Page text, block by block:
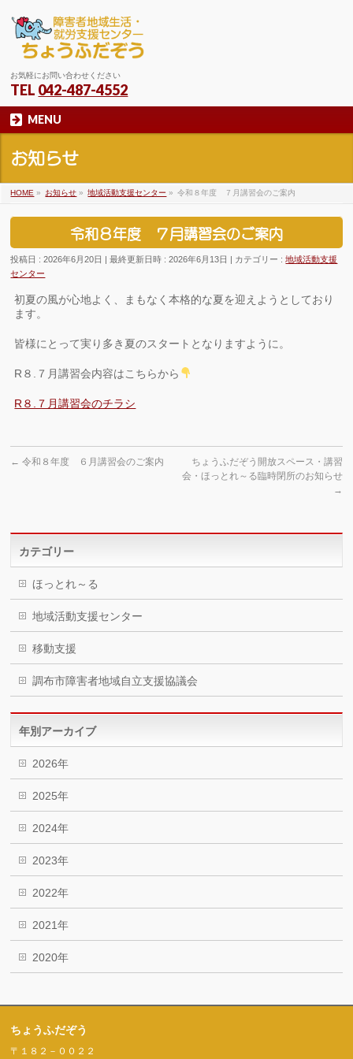
お気軽にお問い合わせください
TEL 042-487-4552
MENU
お知らせ
HOME » お知らせ » 地域活動支援センター » 令和８年度 ７月講習会のご案内
令和８年度 ７月講習会のご案内
投稿日 : 2026年6月20日 最終更新日時 : 2026年6月13日 カテゴリー :地域活動支援
センター
初夏の風が心地よく、まもなく本格的な夏を迎えようとしており
ます。
皆様にとって実り多き夏のスタートとなりますように。
R８.７月講習会内容はこちらから
R８.７月講習会のチラシ
← 令和８年度 ６月講習会のご案内
ちょうふだぞう開放スペース・講習
会・ほっとれ～る臨時閉所のお知らせ
→
カテゴリー
ほっとれ～る
地域活動支援センター
移動支援
調布市障害者地域自立支援協議会
年別アーカイブ
2026年
2025年
2024年
2023年
2022年
2021年
2020年
ちょうふだぞう
〒１８２－００２２